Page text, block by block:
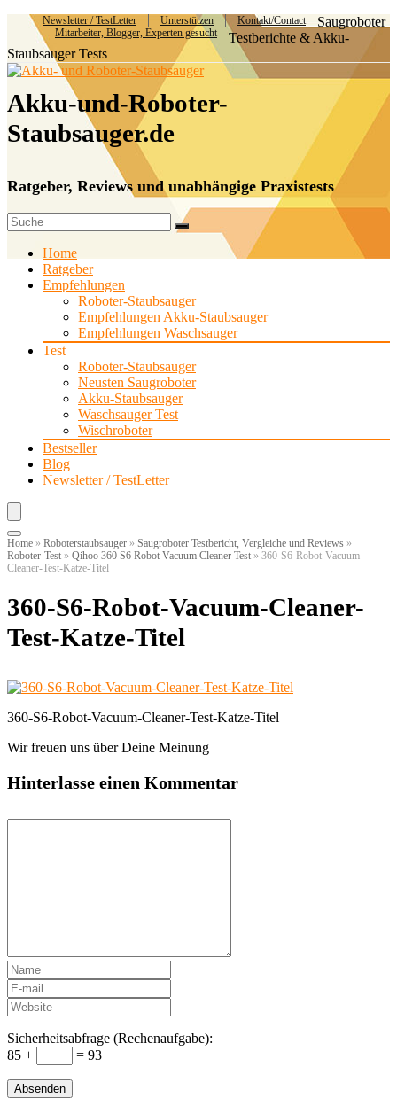
Newsletter / TestLetter Unterstützen
Kontakt/Contact
Mitarbeiter, Blogger, Experten gesucht
Saugroboter
Testberichte & Akku-
Staubsauger Tests
Akku-und-Roboter-
Staubsauger.de
Ratgeber, Reviews und unabhängige Praxistests
Home
Ratgeber
Empfehlungen
Roboter-Staubsauger
Empfehlungen Akku-Staubsauger
Empfehlungen Waschsauger
Test
Roboter-Staubsauger
Neusten Saugroboter
Akku-Staubsauger
Waschsauger Test
Wischroboter
Bestseller
Blog
Newsletter / TestLetter
Home » Roboterstaubsauger » Saugroboter Testbericht, Vergleiche und Reviews »
Roboter-Test » Qihoo 360 S6 Robot Vacuum Cleaner Test » 360-S6-Robot-Vacuum-
Cleaner-Test-Katze-Titel
360-S6-Robot-Vacuum-Cleaner-
Test-Katze-Titel
360-S6-Robot-Vacuum-Cleaner-Test-Katze-Titel
Wir freuen uns über Deine Meinung
Hinterlasse einen Kommentar
Sicherheitsabfrage (Rechenaufgabe):
85 +
= 93